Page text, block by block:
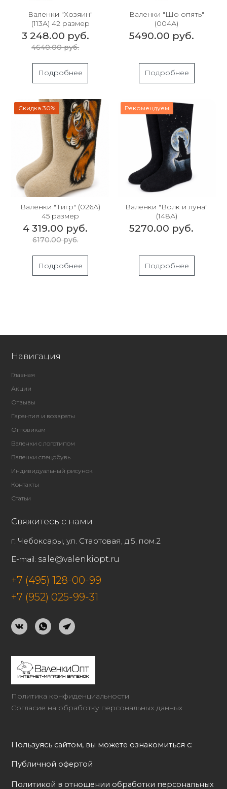
Валенки "Хозяин"
(113А) 42 размер
3 248.00 руб.
4640.00 руб.
Подробнее
Валенки "Шо опять"
(004А)
5490.00 руб.
Подробнее
Скидка 30%
Валенки "Тигр" (026А)
45 размер
4 319.00 руб.
6170.00 руб.
Подробнее
Рекомендуем
Валенки "Волк и луна"
(148А)
5270.00 руб.
Подробнее
Политика конфиденциальности
Согласие на обработку персональных данных
Пользуясь сайтом, вы можете ознакомиться с:
Публичной офертой
Политикой в отношении обработки персональных
Навигация
Главная
Акции
Отзывы
Гарантия и возвраты
Оптовикам
Валенки с логотипом
Валенки спецобувь
Индивидуальный рисунок
Контакты
Статьи
Свяжитесь с нами
г. Чебоксары, ул. Стартовая, д.5, пом.2
E-mail: sale@valenkiopt.ru
+7 (495) 128-00-99
+7 (952) 025-99-31